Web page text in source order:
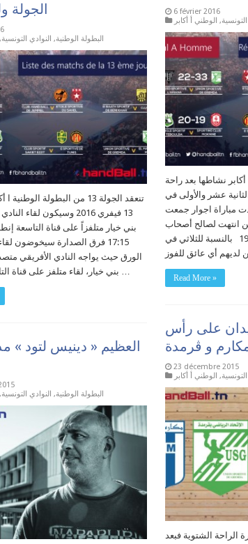
الجولة
البطولة الوطنية, النوادي التونسية,
تنعقد الجولة 13 من البطولة
13 فيفري 2016 وسيكون لقاء
بني خيار متلفزاً على قناة التاسعة
17:15 فرق الصدارة سيخوضون
الورق حيث يواجه النادي الأفريقي
بني خيار، لقاء متلفز على قناة التاسعة المتحصلة …
6 février 2016
, الوطني أ أكابر
نشاطها بعد راحة
عشر والأولى في
مباراة اجوار جمعت
انتهت لصالح أصحاب
الأرض بفارق هدف وحيد 20-19 بالنسبة للثلاثي في
Read More »
على رأس
و ڨرمدة
23 décembre 2015
, الوطني أ أكابر
الراحة الشتوية فبعد
العظيم « دينيس لتود »
البطولة الوطنية, النوادي التونسية,